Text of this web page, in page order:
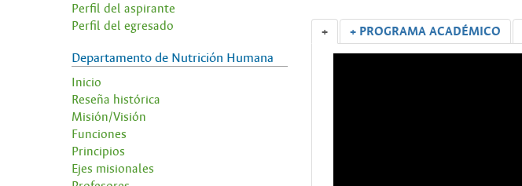
Perfil del aspirante
Perfil del egresado
Departamento de Nutrición Humana
Inicio
Reseña histórica
Misión/Visión
Funciones
Principios
Ejes misionales
+ + PROGRAMA ACADÉMICO